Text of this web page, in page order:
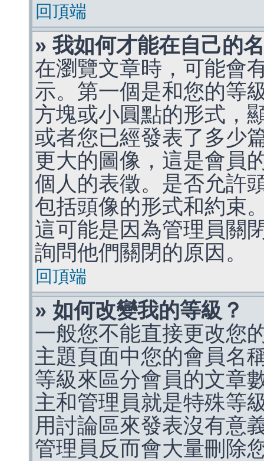
回頂端
» 我如何才能在自己的
在瀏覽文章時，可能會
示。第一個是和您的等
方塊或小圓點的形式，
或者您已經發表了多少
更大的圖像，這是會員
個人的表徵。是否允許
包括頭像的形式和約束
這可能是因為管理員關
詢問他們關閉的原因。
回頂端
» 如何改變我的等級？
一般您不能直接更改您
主題頁面中您的會員名
等級來區分會員的文章
主和管理員就是特殊等
用討論區來發表沒有意
管理員反而會大量刪除